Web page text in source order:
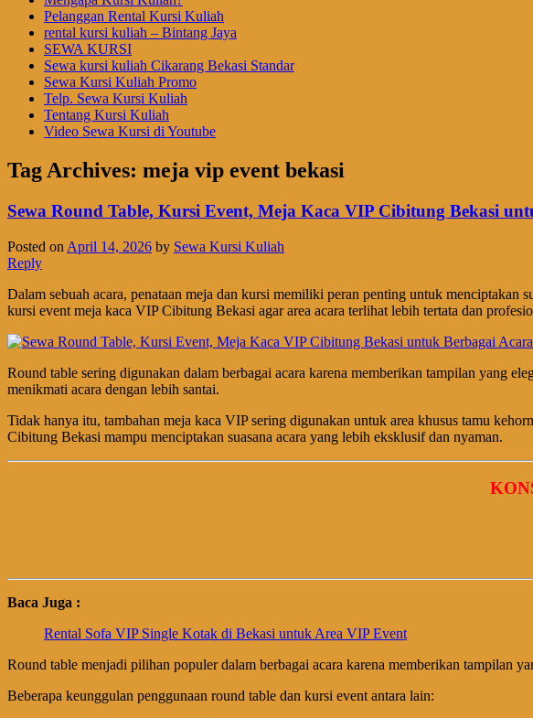
Pelanggan Rental Kursi Kuliah
rental kursi kuliah – Bintang Jaya
SEWA KURSI
Sewa kursi kuliah Cikarang Bekasi Standar
Sewa Kursi Kuliah Promo
Telp. Sewa Kursi Kuliah
Tentang Kursi Kuliah
Video Sewa Kursi di Youtube
Tag Archives: meja vip event bekasi
Sewa Round Table, Kursi Event, Meja Kaca VIP Cibitung Bekasi
Posted on April 14, 2026 by Sewa Kursi Kuliah
Reply
Dalam sebuah acara, penataan meja dan kursi memiliki peran penting untuk menciptakan
kursi event meja kaca VIP Cibitung Bekasi agar area acara terlihat lebih tertata dan
Round table sering digunakan dalam berbagai acara karena memberikan tampilan yang
menikmati acara dengan lebih santai.
Tidak hanya itu, tambahan meja kaca VIP sering digunakan untuk area khusus tamu
Cibitung Bekasi mampu menciptakan suasana acara yang lebih eksklusif dan nyaman.
Baca Juga :
Rental Sofa VIP Single Kotak di Bekasi untuk Area VIP Event
Round table menjadi pilihan populer dalam berbagai acara karena memberikan tampilan
Beberapa keunggulan penggunaan round table dan kursi event antara lain: